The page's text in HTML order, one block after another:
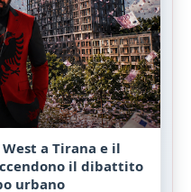
a Tirana e il
il dibattito
urbano